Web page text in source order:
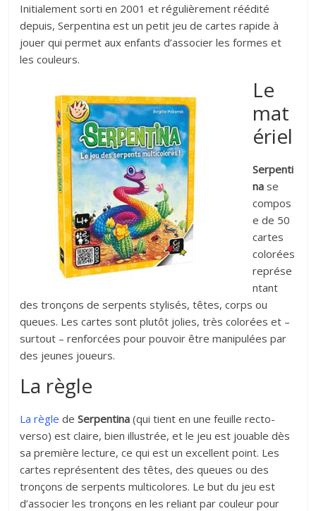
Initialement sorti en 2001 et régulièrement réédité
depuis, Serpentina est un petit jeu de cartes rapide à
jouer qui permet aux enfants d’associer les formes et
les couleurs.
Le
mat
ériel
Serpenti
na se
compos
e de 50
cartes
colorées
représe
ntant
des tronçons de serpents stylisés, têtes, corps ou
queues. Les cartes sont plutôt jolies, très colorées et –
surtout – renforcées pour pouvoir être manipulées par
des jeunes joueurs.
La règle
La règle deSerpentina (qui tient en une feuille recto-
verso) est claire, bien illustrée, et le jeu est jouable dès
sa première lecture, ce qui est un excellent point. Les
cartes représentent des têtes, des queues ou des
tronçons de serpents multicolores. Le but du jeu est
d’associer les tronçons en les reliant par couleur pour